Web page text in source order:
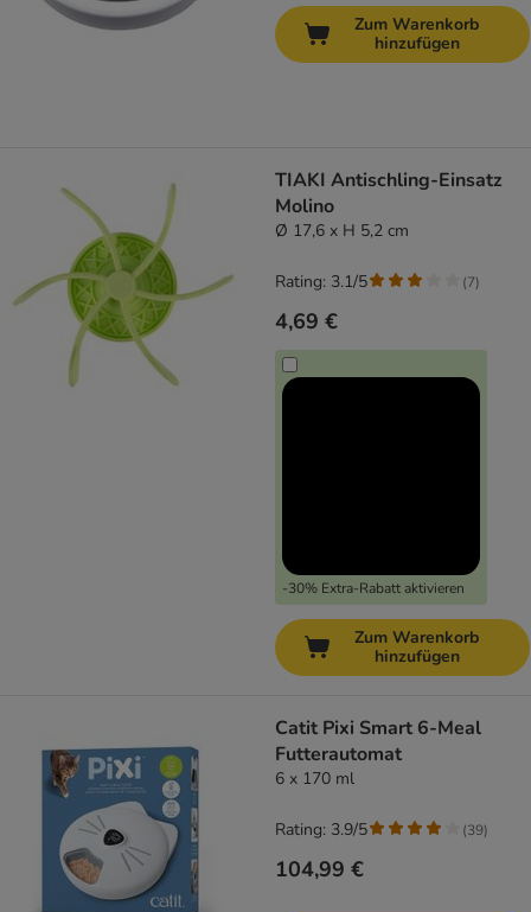
Zum Warenkorb
hinzufügen
TIAKI Antischling-Einsatz
Molino
Ø 17,6 x H 5,2 cm
4,69 €
-30% Extra-Rabatt aktivieren
Rating: 3.1/5 (7)
Zum Warenkorb
hinzufügen
Catit Pixi Smart 6-Meal
Futterautomat
6 x 170 ml
104,99 €
Rating: 3.9/5 (39)